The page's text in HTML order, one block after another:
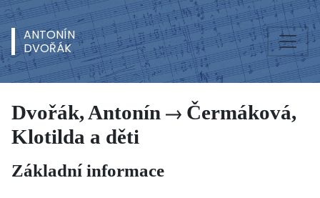
ANTONÍN
DVOŘÁK
Dvořák, Antonín
Čermáková,
Klotilda a děti
Základní informace